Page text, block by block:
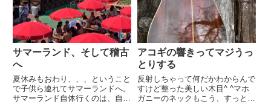
サマーランド、そして稽古
へ
夏休みもおわり、、、ということ
で子供ら連れてサマーランドへ。
サマーランド自体行くのは、自分
アコギの響きってマジうっ
とりする
反射しちゃって何だかわからんで
すけど整った美しい木目^ ^マホ
ガニーのネックもこう、すっと筋